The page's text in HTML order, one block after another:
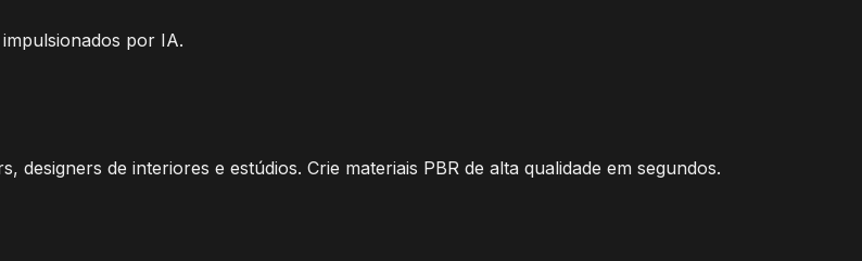
por IA.
de interiores e estúdios. Crie materiais PBR de alta qualidade em segundos.